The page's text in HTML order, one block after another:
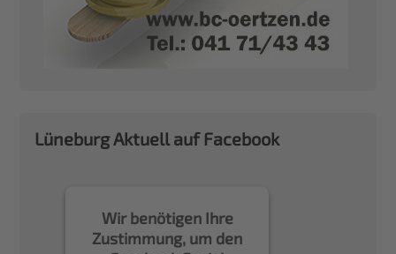
Lüneburg Aktuell auf Facebook
Wir benötigen Ihre
Zustimmung, um den